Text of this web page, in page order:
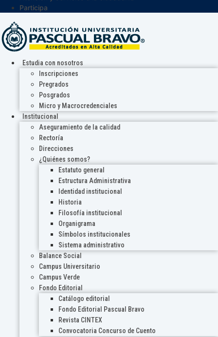
Participa
Estudia con nosotros
Inscripciones
Pregrados
Posgrados
Micro y Macrocredenciales
Institucional
Aseguramiento de la calidad
Rectoría
Direcciones
¿Quiénes somos?
Estatuto general
Estructura Administrativa
Identidad institucional
Historia
Filosofía institucional
Organigrama
Símbolos institucionales
Sistema administrativo
Balance Social
Campus Universitario
Campus Verde
Fondo Editorial
Catálogo editorial
Fondo Editorial Pascual Bravo
Revista CINTEX
Convocatoria Concurso de Cuento